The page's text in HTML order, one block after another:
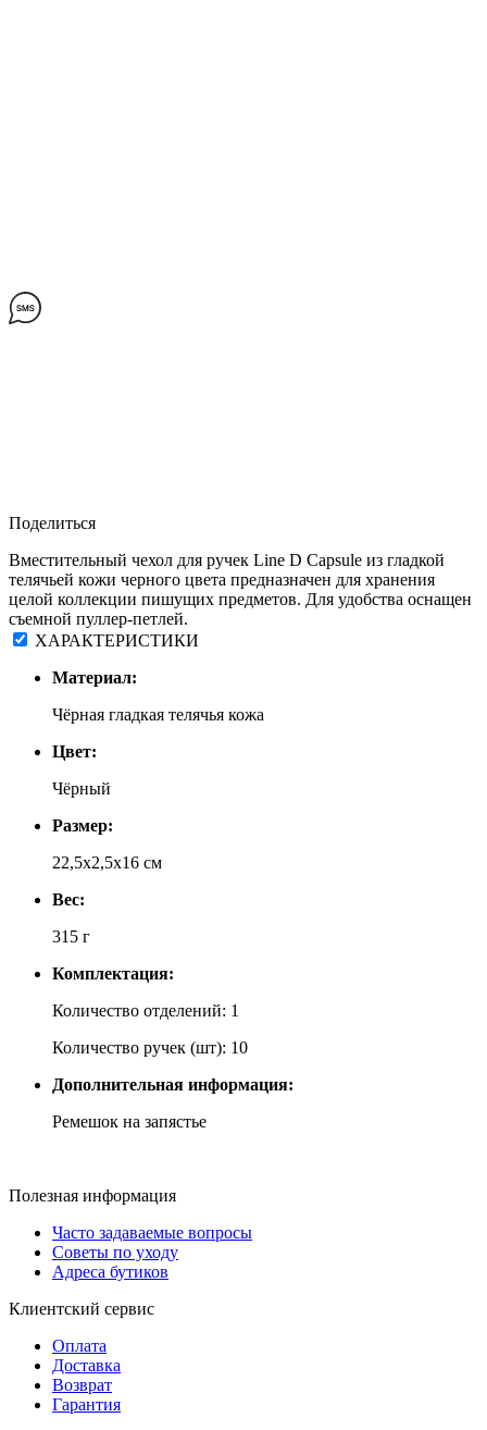
Поделиться
Вместительный чехол для ручек Line D Capsule из гладкой
телячьей кожи черного цвета предназначен для хранения
целой коллекции пишущих предметов. Для удобства оснащен
съемной пуллер-петлей.
ХАРАКТЕРИСТИКИ
Материал:
Чёрная гладкая телячья кожа
Цвет:
Чёрный
Размер:
22,5x2,5x16 см
Вес:
315 г
Комплектация:
Количество отделений: 1
Количество ручек (шт): 10
Дополнительная информация:
Ремешок на запястье
Полезная информация
Часто задаваемые вопросы
Советы по уходу
Адреса бутиков
Клиентский сервис
Оплата
Доставка
Возврат
Гарантия